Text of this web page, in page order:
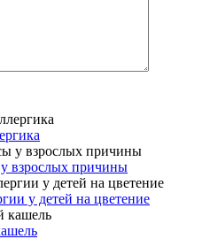
взрослых причины
у детей на цветение